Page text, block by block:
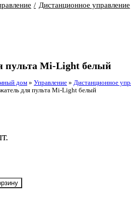
Дистанционное управление
пульта Mi-Light белый
дом » Управление » Дистанционное
для пульта Mi-Light белый